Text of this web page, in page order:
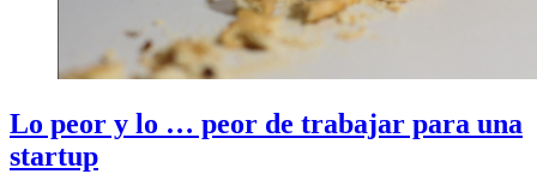
Lo peor y lo … peor de trabajar para una
startup